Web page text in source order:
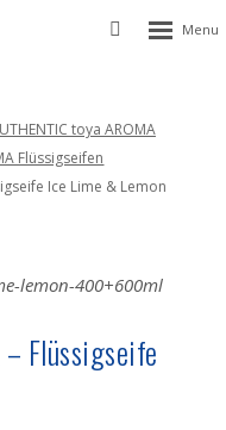
Vyhledávání
Rozbalení
toya AROMA
Flüssigseifen
Ice Lime & Lemon
– Flüssigseife